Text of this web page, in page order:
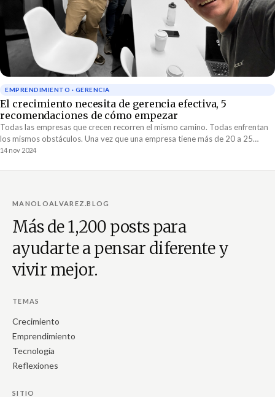
EMPRENDIMIENTO · GERENCIA
El crecimiento necesita de gerencia efectiva, 5
recomendaciones de cómo empezar
Todas las empresas que crecen recorren el mismo camino. Todas enfrentan
los mismos obstáculos. Una vez que una empresa tiene más de 20 a 25
colaboradores es momento de establecer un sistema gerencial. De lo
cómo empezar. ????
14 nov 2024
MANOLOALVAREZ.BLOG
Más de 1,200 posts para
ayudarte a pensar diferente y
vivir mejor.
TEMAS
Crecimiento
Emprendimiento
Tecnología
Reflexiones
SITIO